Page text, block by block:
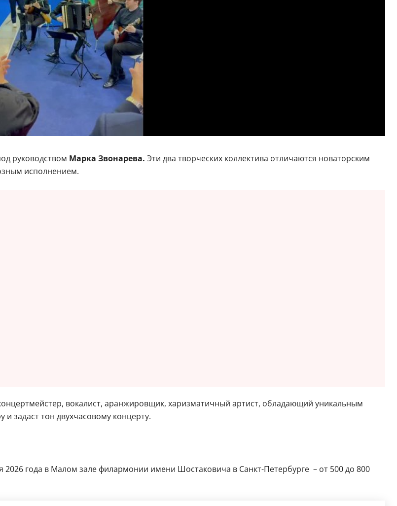
руководством Марка Звонарева. Эти два творческих коллектива отличаются новаторским
исполнением.
вокалист, аранжировщик, харизматичный артист, обладающий уникальным
задаст тон двухчасовому концерту.
года в Малом зале филармонии имени Шостаковича в Санкт-Петербурге – от 500 до 800